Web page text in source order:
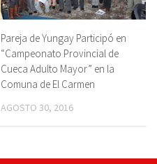
Pareja de Yungay Participó en
“Campeonato Provincial de
Cueca Adulto Mayor” en la
Comuna de El Carmen
AGOSTO 30, 2016